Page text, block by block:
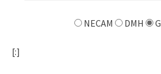
NECAM DMH
[:]